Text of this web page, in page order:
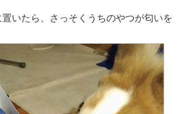
置いたら、さっそくうちのやつが匂いを